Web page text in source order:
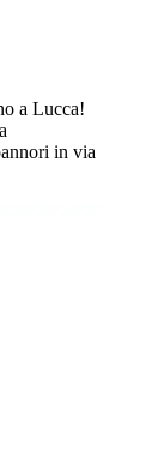
a Lucca!
in via